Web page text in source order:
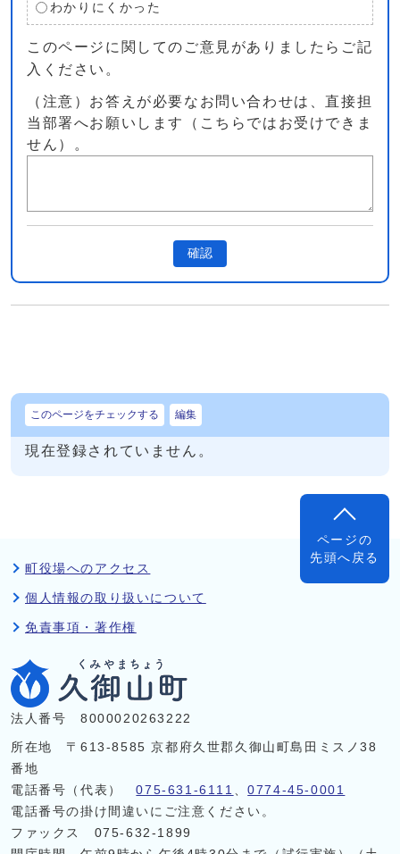
わかりにくかった
このページに関してのご意見がありましたらご記
入ください。
（注意）お答えが必要なお問い合わせは、直接担
当部署へお願いします（こちらではお受けできま
せん）。
確認
このページをチェックする 編集
現在登録されていません。
ページの
先頭へ戻る
町役場へのアクセス
個人情報の取り扱いについて
免責事項・著作権
法人番号 8000020263222
所在地 〒613-8585 京都府久世郡久御山町島田ミスノ38
番地
電話番号（代表）075-631-6111 、0774-45-0001
電話番号の掛け間違いにご注意ください。
ファックス 075-632-1899